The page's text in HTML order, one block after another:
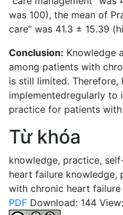
was 100), the mean of
care” was 41.3 ± 15.39
Conclusion: Knowledge
among patients with
is still limited. Therefore,
implementedregularly to
practice for patients
Từ khóa
knowledge, practice,
heart failure knowledge,
with chronic heart failure
PDF Download: 144